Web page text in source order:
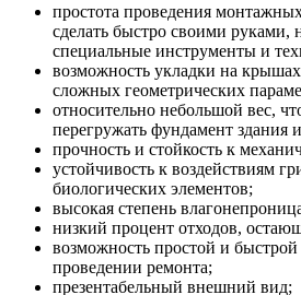
простота проведения
сделать быстро своими руками,
специальные инструменты и
возможность укладки на
сложных геометрических
относительно небольшой вес,
перегружать фундамент
прочность и стойкость к
устойчивость к воздействиям
биологических элементов;
высокая степень
низкий процент отходов,
возможность простой и
проведении ремонта;
презентабельный внешний вид;